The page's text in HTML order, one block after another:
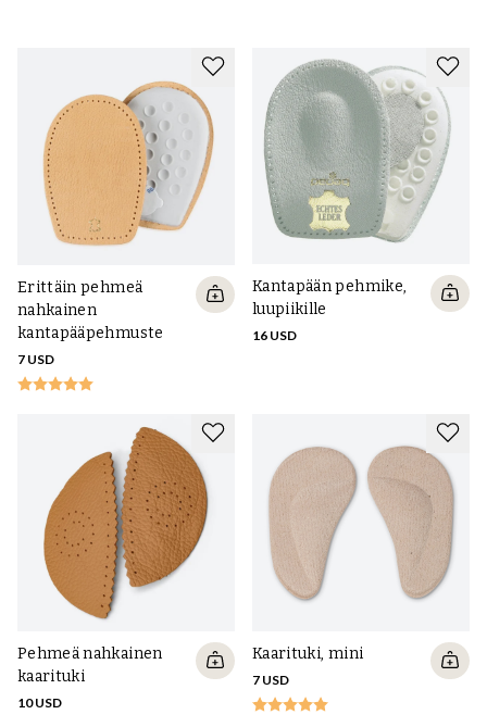
Erittäin pehmeä
nahkainen
kantapääpehmuste
7 USD
Kantapään pehmike,
luupiikille
16 USD
Pehmeä nahkainen
kaarituki
10 USD
Kaarituki, mini
7 USD